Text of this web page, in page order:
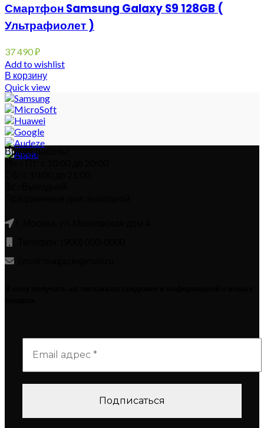
Смартфон Samsung Galaxy S9 128GB (
Ультрафиолет )
37 490₽
Add to wishlist
В корзину
Quick view
Время работы:
Пн – Пт: с 10:00 до 20:00